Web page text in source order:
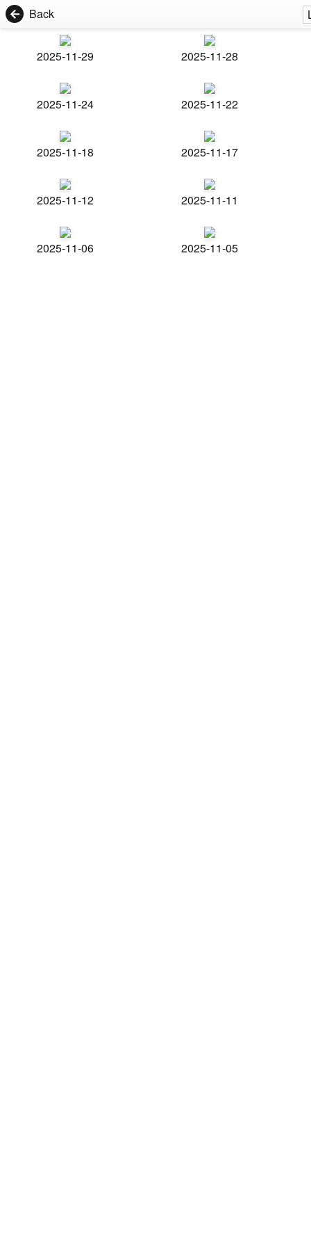
Back
2025-11-29 2025-11-28
2025-11-24 2025-11-22
2025-11-18 2025-11-17
2025-11-12 2025-11-11
2025-11-06 2025-11-05